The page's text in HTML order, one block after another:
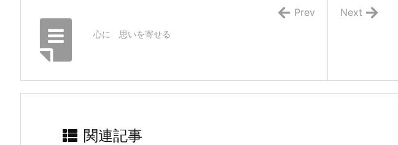
Next
心に 思いを寄せる
Prev
関連記事